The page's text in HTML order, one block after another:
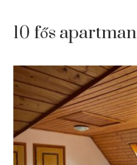
10 fős apartman